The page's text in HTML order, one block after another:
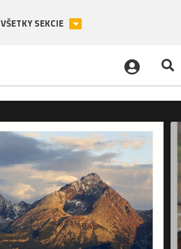
VŠETKY SEKCIE